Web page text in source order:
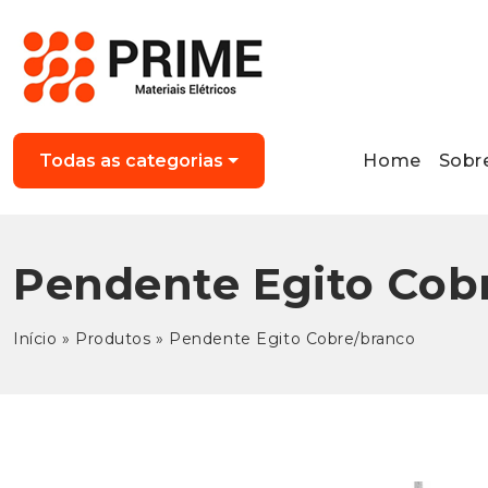
Todas as categorias Home
Pendente Egito
Início » Produtos » Pendente Egito Cobre/branco